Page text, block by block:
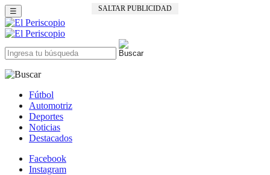
SALTAR PUBLICIDAD
☰
Fútbol
Automotriz
Deportes
Noticias
Destacados
Facebook
Instagram